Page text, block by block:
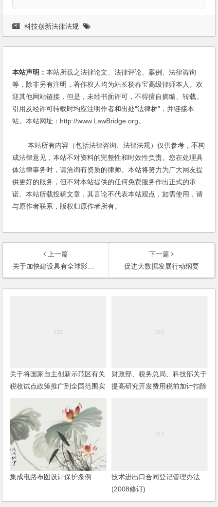
科技创新法律法规
本站声明：本站所载之法律论文、法律评论、案例、法律咨询
等，除非另有注明，著作权人均为站长杨春宝高级律师本人。欢
迎其他网站链接，但是，未经书面许可，不得擅自摘编、转载。
引用及经许可转载时均应注明作者和出处"法律桥"，并链接本
站。本站网址：http://www.LawBridge.org。
本站所有内容（包括法律咨询、法律法规）仅供参考，不构
成法律意见，本站不对资料的完整性和时效性负责。您在处理具
体法律事务时，请洽询有资质的律师。本站将努力为广大网友提
供更好的服务，但不对本站提供的任何免费服务作出正式的承
诺。本站所载投稿文章，其言论不代表本站观点，如需使用，请
与原作者联系，版权归原作者所有。
上一篇
关于加快建设具有全球影响力的科技创新中心的意见
下一篇
促进大数据发展行动纲要
关于将国家自主创新示范区有关
税收试点政策推广到全国范围实
施的通知
财政部、税务总局、科技部关于
提高研究开发费用税前加计扣除
集成电路布图设计保护条例
技术进出口合同登记管理办法
(2008修订)